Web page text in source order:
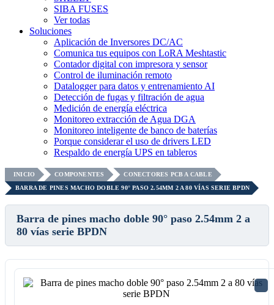
SIBA FUSES
Ver todas
Soluciones
Aplicación de Inversores DC/AC
Comunica tus equipos con LoRA Meshtastic
Contador digital con impresora y sensor
Control de iluminación remoto
Datalogger para datos y entrenamiento AI
Detección de fugas y filtración de agua
Medición de energía eléctrica
Monitoreo extracción de Agua DGA
Monitoreo inteligente de banco de baterías
Porque considerar el uso de drivers LED
Respaldo de energía UPS en tableros
INICIO COMPONENTES
CONECTORES PCB A CABLE
BARRA DE PINES MACHO DOBLE 90° PASO 2.54MM 2 A 80 VÍAS SERIE BPDN
Barra de pines macho doble 90° paso 2.54mm 2 a
80 vías serie BPDN